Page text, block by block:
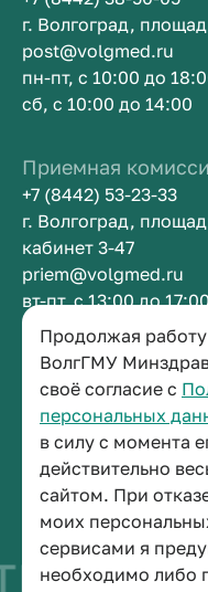
Продолжая
ВолгГМУ
своё согласие с
персональных
в силу с момента
действительно
сайтом. При
моих
сервисами я
необходимо либо
г. Волгоград,
post@volgmed.ru
пн-пт, с 10:00 до
сб, с 10:00 до 14:00
Приемная
+7 (8442) 53-23-33
г. Волгоград,
кабинет 3-47
priem@volgmed.ru
вт-пт, с 13:00 до
Приемная ректора
+7 (8442) 38-50-05
г. Волгоград,
кабинет 3-11
post@volgmed.ru
пн-пт, с 08.30 до
быть